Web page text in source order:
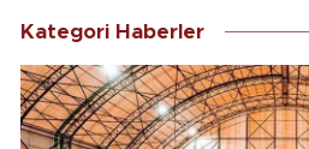
Kategori Haberler